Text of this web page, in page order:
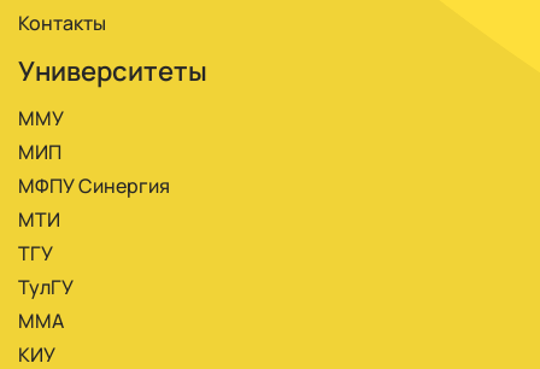
Контакты
Университеты
ММУ
МИП
МФПУ Синергия
МТИ
ТГУ
ТулГУ
ММА
КИУ